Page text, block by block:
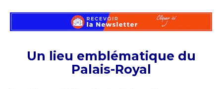
Un lieu emblématique du
Palais-Royal